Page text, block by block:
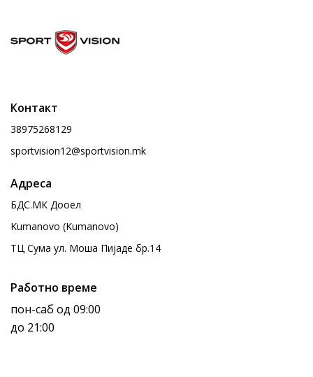
Контакт
38975268129
sportvision12@sportvision.mk
Адреса
БДС.МК Дооел
Kumanovo (Kumanovo)
ТЦ Сума ул. Моша Пијаде бр.14
Работно време
пон-саб од 09:00
до 21:00